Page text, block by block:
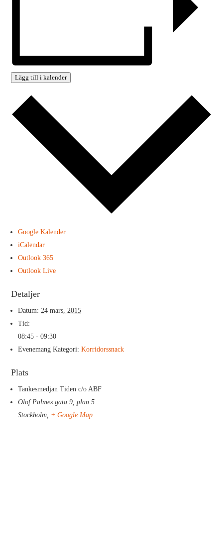
Lägg till i kalender
Google Kalender
iCalendar
Outlook 365
Outlook Live
Detaljer
Datum: 24 mars, 2015
Tid:
08:45 - 09:30
Evenemang Kategori: Korridorssnack
Plats
Tankesmedjan Tiden c/o ABF
Olof Palmes gata 9, plan 5
Stockholm, + Google Map